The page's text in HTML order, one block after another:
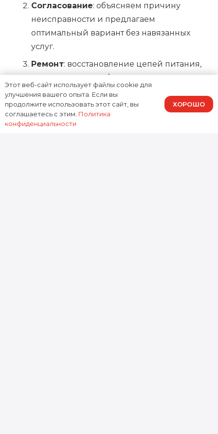
Согласование: объясняем причину
неисправности и предлагаем
оптимальный вариант без навязанных
услуг.
Ремонт: восстановление цепей питания,
замена подсветки/платы, ремонт
разъемов, прошивка и настройка.
Тестирование: прогоняем телевизор под
нагрузкой, проверяем изображение, звук,
Этот веб-сайт использует файлы cookie для
улучшения вашего опыта. Если вы
продолжите использовать этот сайт, вы
соглашаетесь с этим. Политика
конфиденциальности
ХОРОШО